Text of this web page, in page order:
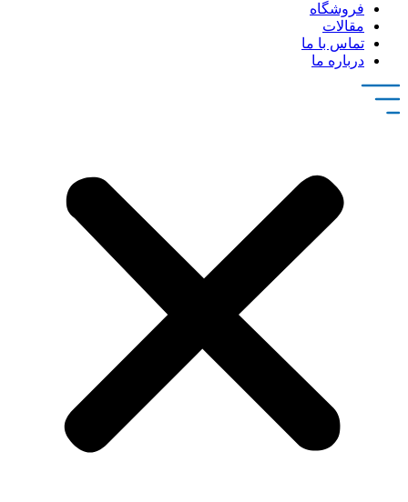
فروشگاه
مقالات
تماس با ما
درباره ما